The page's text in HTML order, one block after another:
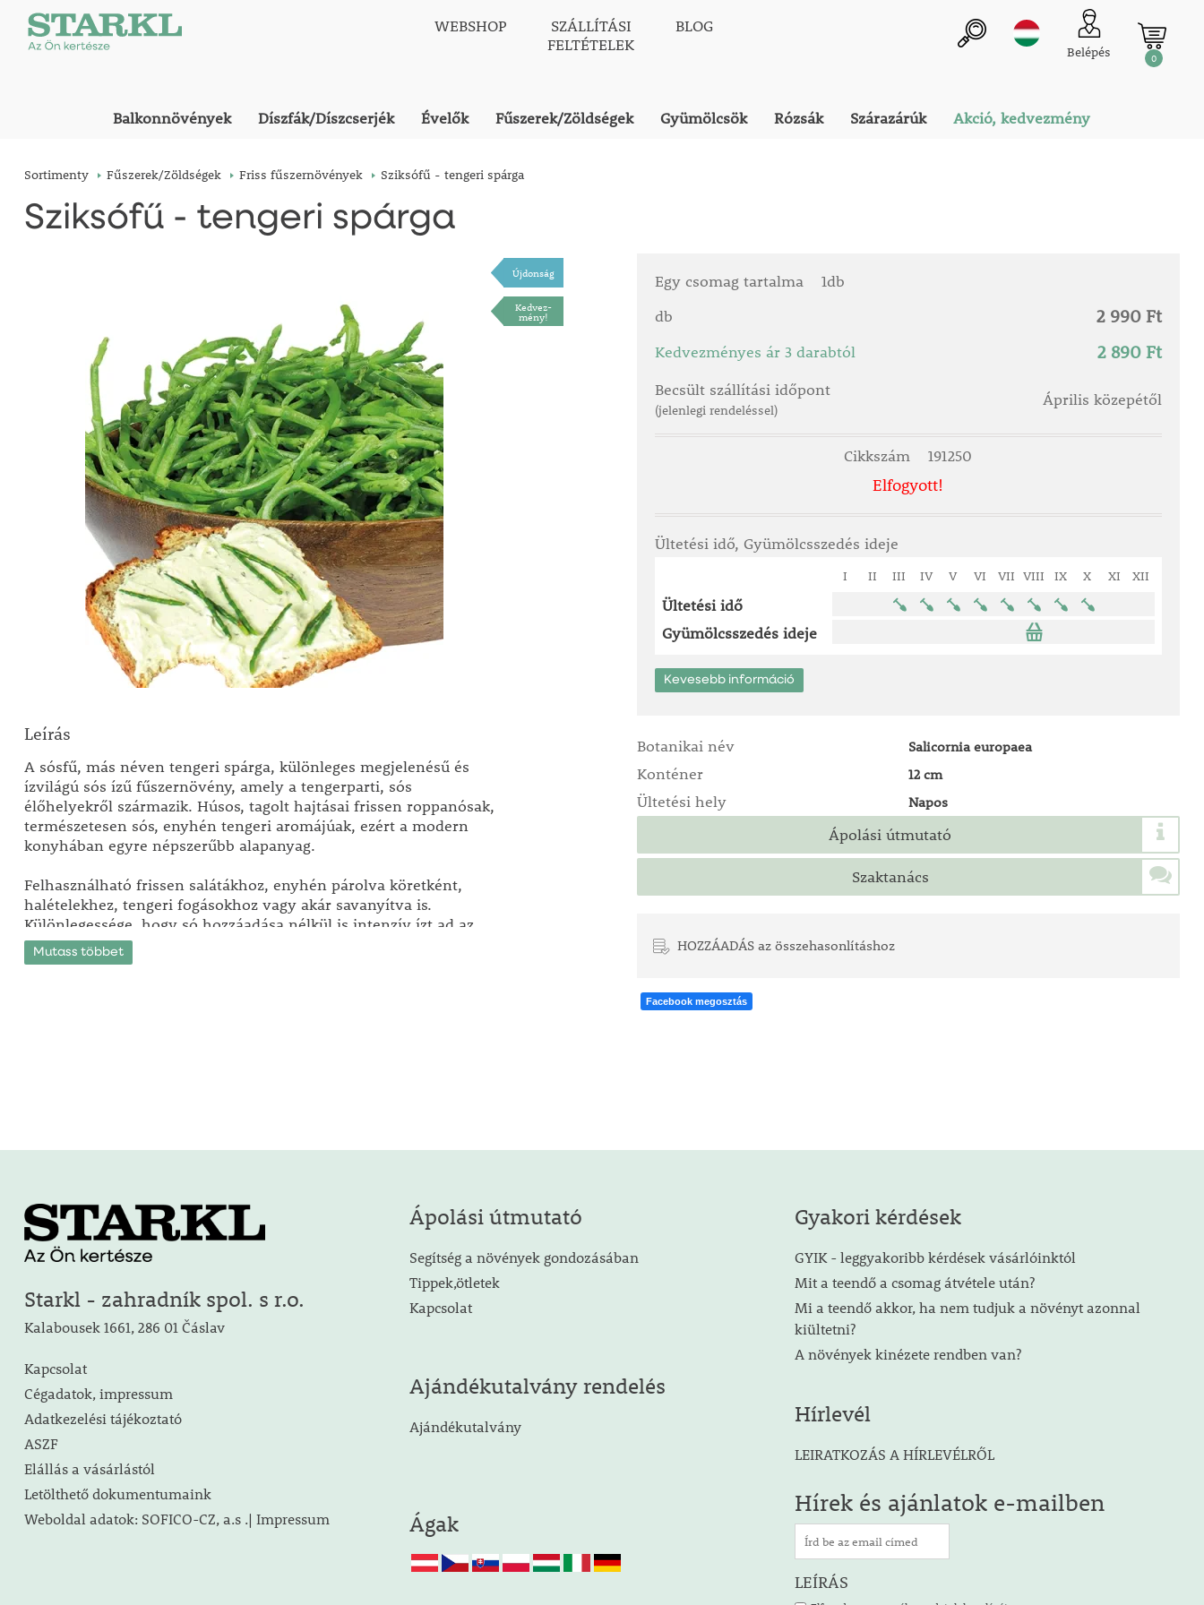
WEBSHOP
SZÁLLÍTÁSI
FELTÉTELEK
BLOG
Belépés 0
Balkonnövények Díszfák/Díszcserjék Évelők Fűszerek/Zöldségek Gyümölcsök Rózsák Szárazárúk Akció, kedvezmény
Sortimenty Fűszerek/Zöldségek Friss fűszernövények Sziksófű - tengeri spárga
Sziksófű - tengeri spárga
Újdonság
Kedvez-
mény!
Leírás
A sósfű, más néven tengeri spárga, különleges megjelenésű és
ízvilágú sós ízű fűszernövény, amely a tengerparti, sós
élőhelyekről származik. Húsos, tagolt hajtásai frissen roppanósak,
természetesen sós, enyhén tengeri aromájúak, ezért a modern
konyhában egyre népszerűbb alapanyag.
Felhasználható frissen salátákhoz, enyhén párolva köretként,
halételekhez, tengeri fogásokhoz vagy akár savanyítva is.
Különlegessége, hogy só hozzáadása nélkül is intenzív ízt ad az
ételeknek.
Mutass többet
Egy csomag tartalma
1db
db
2 990 Ft
Kedvezményes ár 3 darabtól 2 890 Ft
Becsült szállítási időpont
(jelenlegi rendeléssel)
Április közepétől
Cikkszám 191250
Elfogyott!
Ültetési idő, Gyümölcsszedés ideje
I II III IV V VI VII VIII IX X XI XII
Ültetési idő
Gyümölcsszedés ideje
Kevesebb információ
Botanikai név Salicornia europaea
Konténer 12 cm
Ültetési hely Napos
Ápolási útmutató
Szaktanács
HOZZÁADÁS az összehasonlításhoz
Facebook megosztás
Starkl - zahradník spol. s r.o.
Kalabousek 1661, 286 01 Čáslav
Kapcsolat
Cégadatok, impressum
Adatkezelési tájékoztató
ASZF
Elállás a vásárlástól
Letölthető dokumentumaink
Weboldal adatok: SOFICO-CZ, a.s .| Impressum
Ápolási útmutató
Segítség a növények gondozásában
Tippek,ötletek
Kapcsolat
Ajándékutalvány rendelés
Ajándékutalvány
Ágak
Gyakori kérdések
GYIK - leggyakoribb kérdések vásárlóinktól
Mit a teendő a csomag átvétele után?
Mi a teendő akkor, ha nem tudjuk a növényt azonnal
kiültetni?
A növények kinézete rendben van?
Hírlevél
LEIRATKOZÁS A HÍRLEVÉLRŐL
Hírek és ajánlatok e-mailben
LEÍRÁS